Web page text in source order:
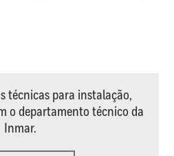
técnicas para instalação,
o departamento técnico da
Inmar.